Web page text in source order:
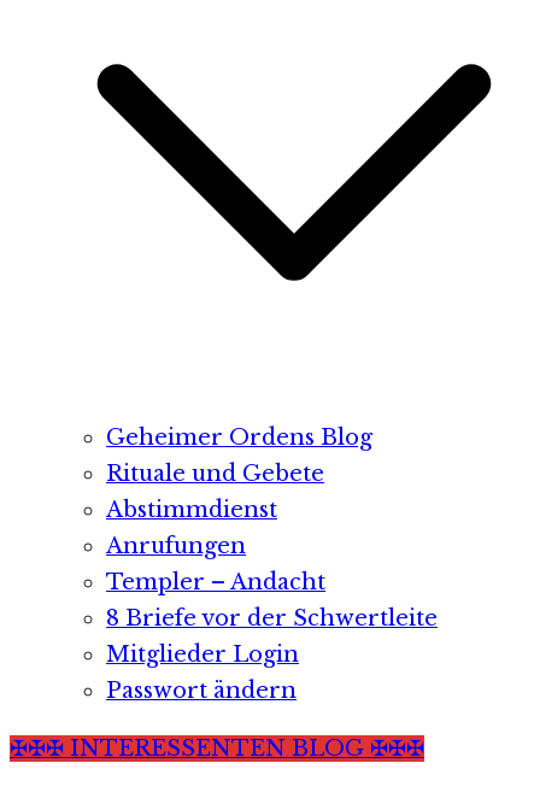
Geheimer Ordens Blog
Rituale und Gebete
Abstimmdienst
Anrufungen
Templer – Andacht
8 Briefe vor der Schwertleite
Mitglieder Login
Passwort ändern
✠✠✠ INTERESSENTEN BLOG ✠✠✠